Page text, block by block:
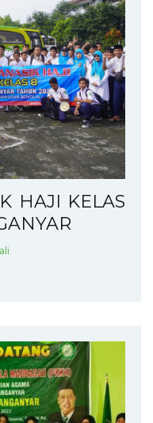
HAJI KELAS